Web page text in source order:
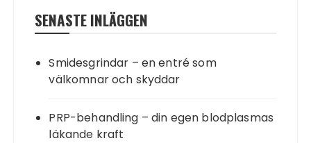
SENASTE INLÄGGEN
Smidesgrindar – en entré som
välkomnar och skyddar
PRP-behandling – din egen blodplasmas
läkande kraft